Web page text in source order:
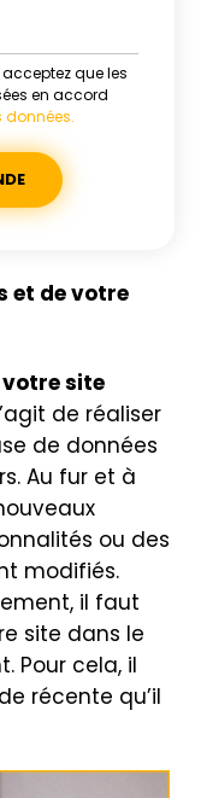
que les
en accord
données.
et de votre
site
de réaliser
de données
Au fur et à
ou des
modifiés.
il faut
site dans le
Pour cela, il
récente qu’il